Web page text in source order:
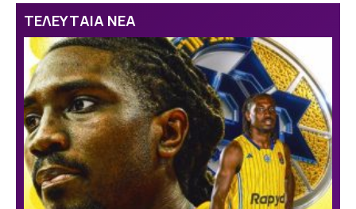
ΤΕΛΕΥΤΑΙΑ ΝΕΑ